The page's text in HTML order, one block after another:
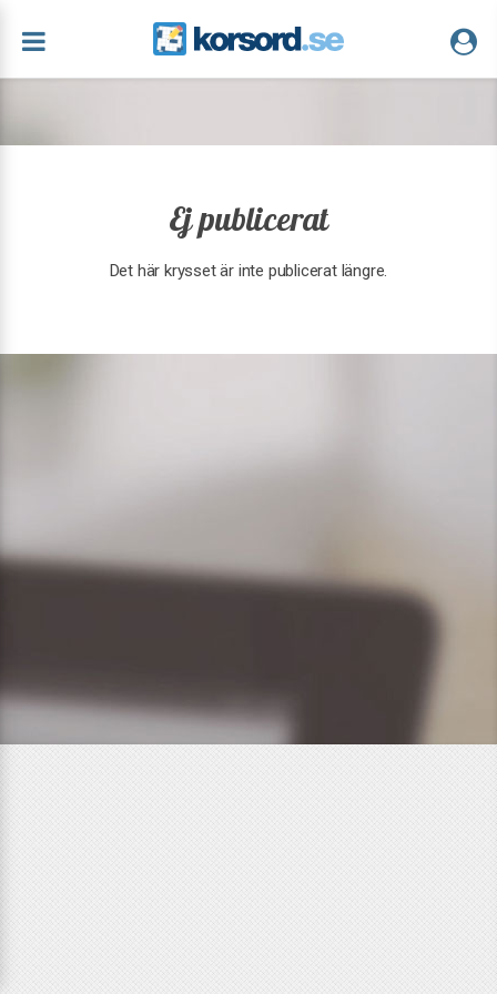
Ej publicerat
Det här krysset är inte publicerat längre.